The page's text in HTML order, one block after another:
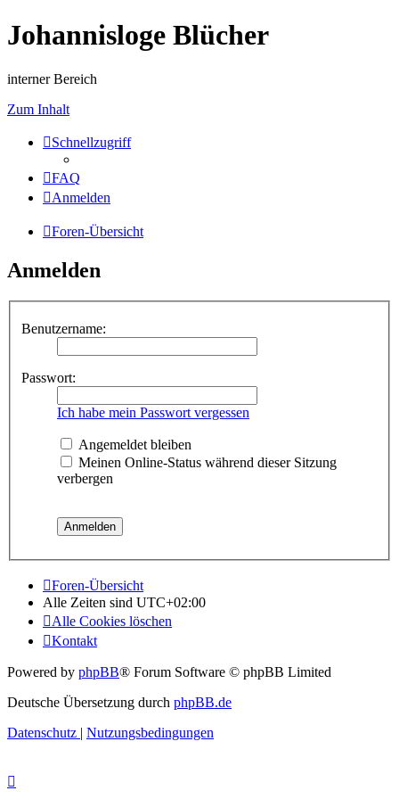
Johannisloge Blücher
interner Bereich
Zum Inhalt
Schnellzugriff
FAQ
Anmelden
Foren-Übersicht
Anmelden
Benutzername:
Passwort:
Ich habe mein Passwort vergessen
Angemeldet bleiben
Meinen Online-Status während dieser Sitzung
verbergen
Foren-Übersicht
Alle Zeiten sind UTC+02:00
Alle Cookies löschen
Kontakt
Powered by phpBB® Forum Software © phpBB Limited
Deutsche Übersetzung durch phpBB.de
Datenschutz | Nutzungsbedingungen